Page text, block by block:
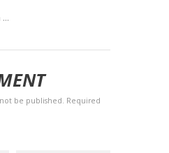
be published. Required